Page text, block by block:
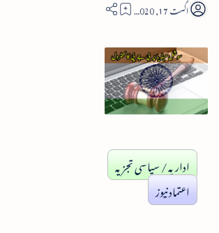
4
اداریہ / سیاسی تجزیہ
اعتماد نیوز